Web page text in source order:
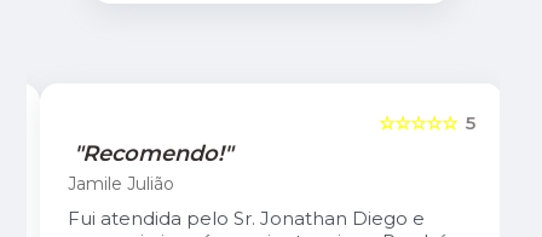
5
☆☆☆☆☆
"Recomendo!"
Marcelo Silva
Excelente atendimento! Fizeram a